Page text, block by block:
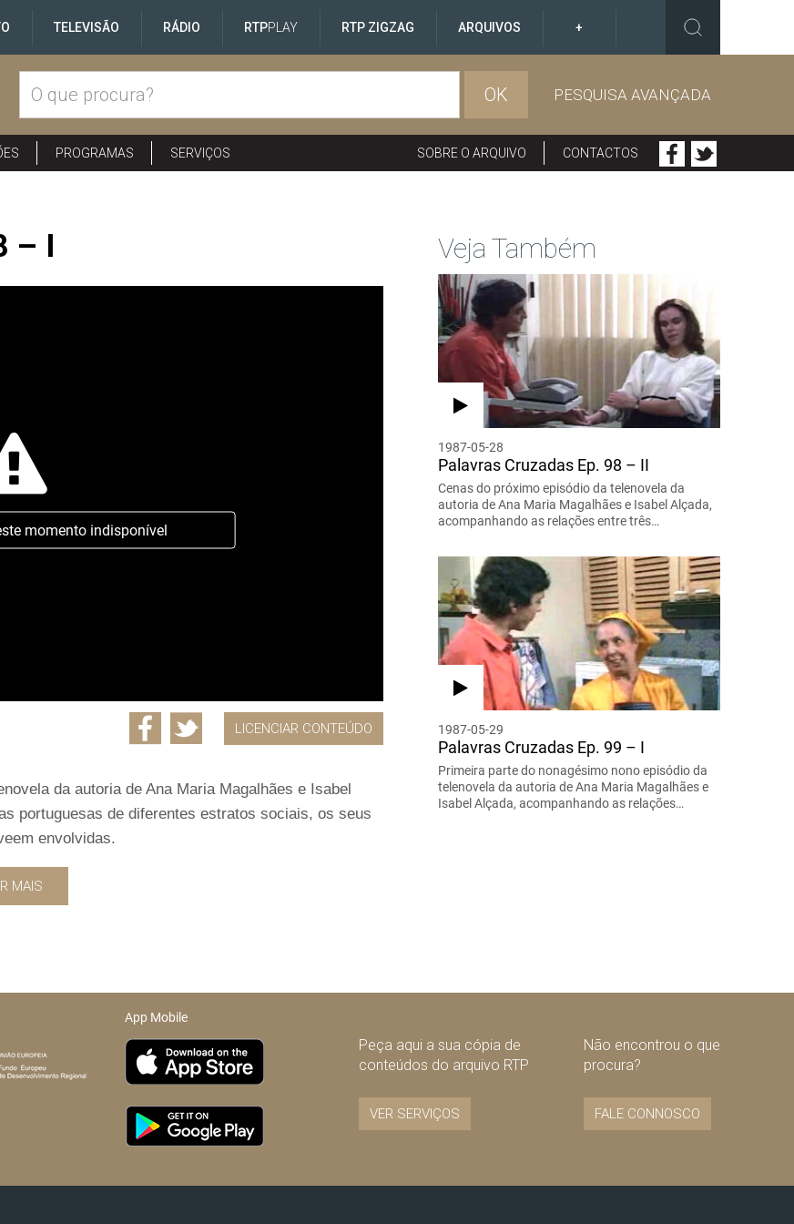
TELEVISÃO RÁDIO RTPPLAY RTP ZIGZAG ARQUIVOS +
OK PESQUISA AVANÇADA
PROGRAMAS SERVIÇOS SOBRE O ARQUIVO CONTACTOS
– I
momento indisponível
LICENCIAR CONTEÚDO
da autoria de Ana Maria Magalhães e Isabel
portuguesas de diferentes estratos sociais, os seus
envolvidas.
MAIS
Veja Também
1987-05-28
Palavras Cruzadas Ep. 98 – II
Cenas do próximo episódio da telenovela da
autoria de Ana Maria Magalhães e Isabel Alçada,
acompanhando as relações entre três…
1987-05-29
Palavras Cruzadas Ep. 99 – I
Primeira parte do nonagésimo nono episódio da
telenovela da autoria de Ana Maria Magalhães e
Isabel Alçada, acompanhando as relações…
App Mobile
Peça aqui a sua cópia de
conteúdos do arquivo RTP
VER SERVIÇOS
Não encontrou o que
procura?
FALE CONNOSCO